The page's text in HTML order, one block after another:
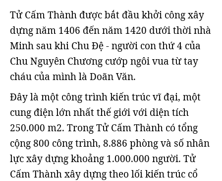
Tử Cấm Thành được bắt đầu khởi công xây
dựng năm 1406 đến năm 1420 dưới thời nhà
Minh sau khi Chu Đệ - người con thứ 4 của
Chu Nguyên Chương cướp ngôi vua từ tay
cháu của mình là Doãn Văn.
Đây là một công trình kiến trúc vĩ đại, một
cung điện lớn nhất thế giới với diện tích
250.000 m2. Trong Tử Cấm Thành có tổng
cộng 800 công trình, 8.886 phòng và số nhân
lực xây dựng khoảng 1.000.000 người. Tử
Cấm Thành xây dựng theo lối kiến trúc cổ